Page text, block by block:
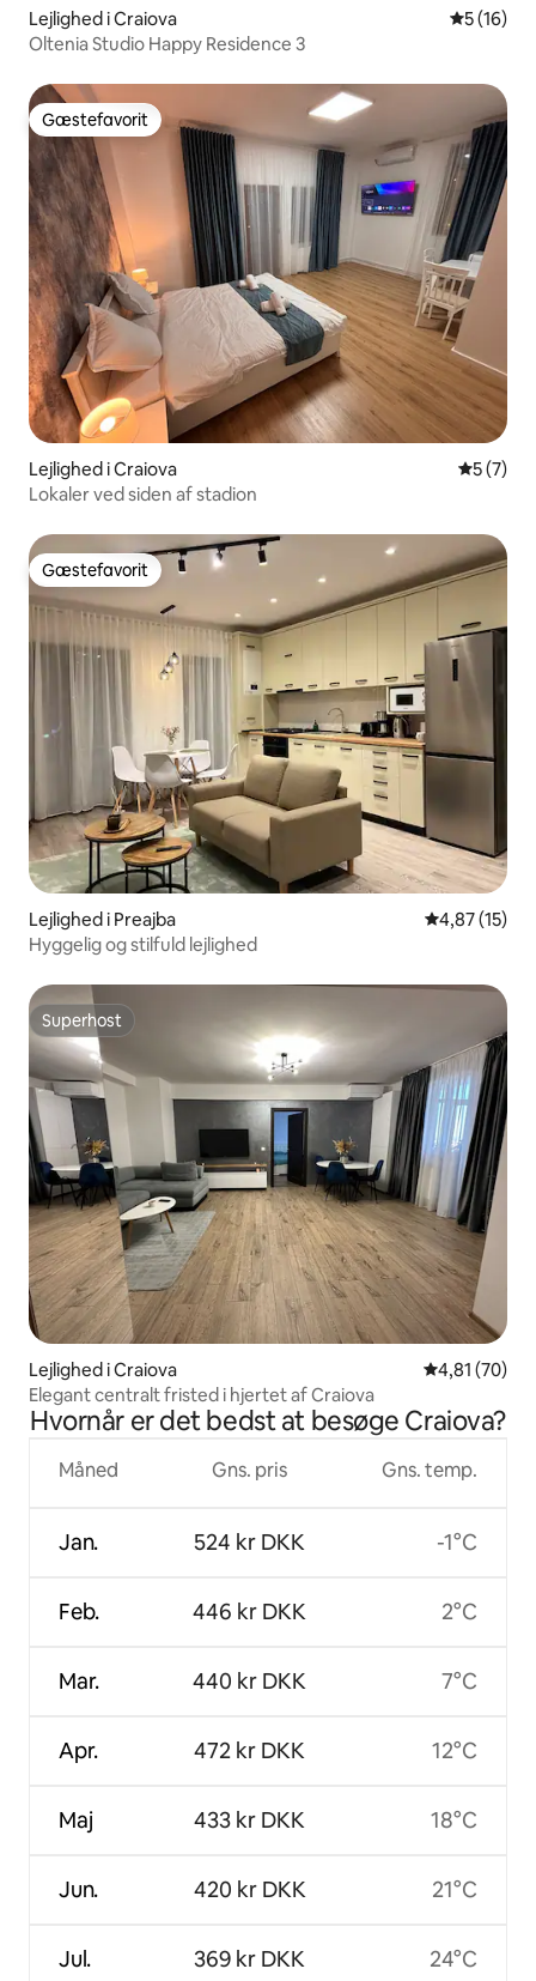
Lejlighed i Craiova 5 ud af 5 i
5 (16)
Oltenia Studio Happy Residence 3
Gæstefavorit
Gæstefavorit
Lejlighed i Craiova 5 ud af 5
5 (7)
Lokaler ved siden af stadion
Gæstefavorit
Gæstefavorit
Lejlighed i Preajba 4,87 ud af 5
4,87 (15)
Hyggelig og stilfuld lejlighed
Superhost
Superhost
Lejlighed i Craiova 4,81 ud af 5
4,81 (70)
Elegant centralt fristed i hjertet af Craiova
Hvornår er det bedst at besøge Craiova?
Måned
Jan.
Feb.
Mar.
Apr.
Maj
Jun.
Jul.
Gns. pris
524 kr DKK
446 kr DKK
440 kr DKK
472 kr DKK
433 kr DKK
420 kr DKK
369 kr DKK
Gns. temp.
-1°C
2°C
7°C
12°C
18°C
21°C
24°C